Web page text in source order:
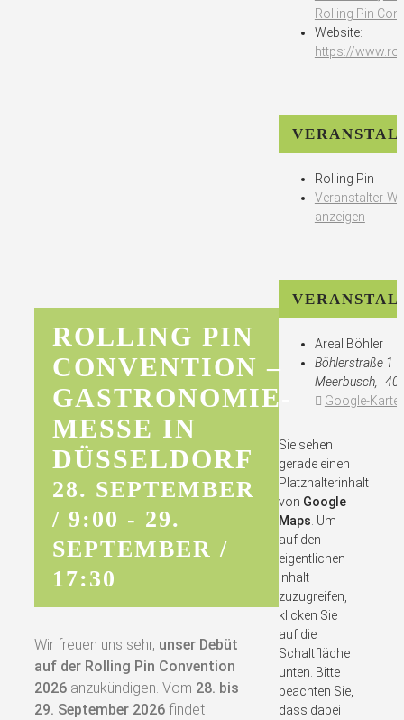
ROLLING PIN
CONVENTION –
GASTRONOMIE-
MESSE IN
DÜSSELDORF
28. SEPTEMBER
/ 9:00 - 29.
SEPTEMBER /
17:30
Wir freuen uns sehr, unser Debüt
auf der Rolling Pin Convention
2026 anzukündigen. Vom 28. bis
29. September 2026 findet
Rolling Pin
Website:
https://
Rolling Pin
Veranstalter-
anzeigen
Areal Böhler
Böhlerstraße 1
Meerbusch,
Google-Karte
Sie sehen
gerade einen
Platzhalterinhalt
von Google
Maps . Um
auf den
eigentlichen
Inhalt
zuzugreifen,
klicken Sie
auf die
Schaltfläche
unten. Bitte
beachten Sie,
dass dabei